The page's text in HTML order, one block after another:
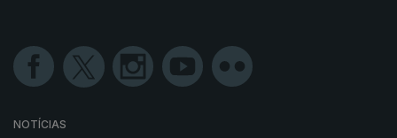
NOTÍCIAS